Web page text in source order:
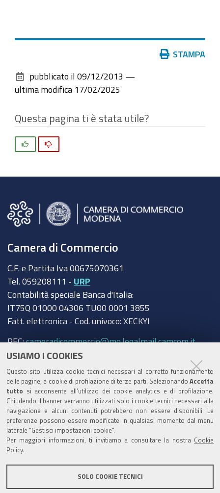
USIAMO I COOKIES
Questo sito utilizza cookie tecnici necessari al corretto funzionamento
delle pagine, e cookie di profilazione di terze parti. Selezionando Accetta
tutto si acconsente all’utilizzo dei cookie analytics e di profilazione.
Chiudendo il banner verranno utilizzati solo i cookie tecnici necessari alla
navigazione e alcuni contenuti potrebbero non essere disponibili. Le
preferenze possono essere modificate in qualsiasi momento dal menu
laterale "Gestisci impostazioni cookie".
Per maggiori informazioni, ti invitiamo a consultare la nostra Cookie
Policy
SOLO COOKIE TECNICI
documento
STAMPA
pubblicato il 09/12/2013 —
ultima modifica 17/02/2025
Questa pagina ti è stata utile?
Camera di Commercio
C.F. e Partita Iva 00675070361
Tel. 059208111 - URP
Contabilità speciale Banca d'Italia:
IT75Q 01000 04306 TU00 0001 3855
Fatt. elettronica - Cod. univoco: XECKYI
PEC:cameradicommercio@mo.legalmail.camcom.it
Trasparenza
Amministrazione trasparente
Albo Camerale
Pubblicità Legale
Area riservata Amministratori